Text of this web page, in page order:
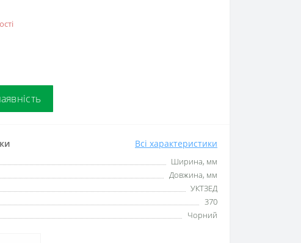
Всі характеристики
Ширина, мм
Довжина, мм
УКТЗЕД
370
Чорний